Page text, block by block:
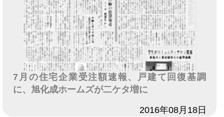
7月の住宅企業受注額速報、戸建て回復基調
に、旭化成ホームズが二ケタ増に
2016年08月18日